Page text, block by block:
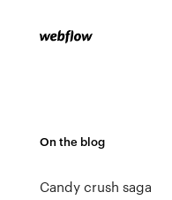
On the blog
Candy crush saga